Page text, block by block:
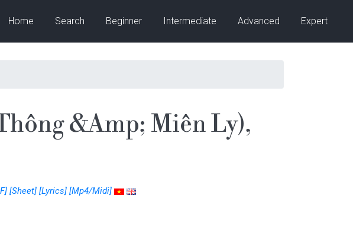
Home Search Beginner Intermediate Advanced Expert
&Amp; Miên Ly),
[Sheet] [Lyrics] [Mp4/Midi]